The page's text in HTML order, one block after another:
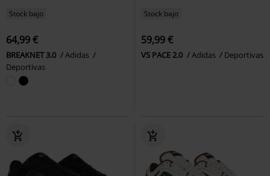
Stock bajo
64,99 €
BREAKNET 3.0
Adidas
Deportivas
Stock bajo
59,99 €
VS PACE 2.0 Adidas Deportivas